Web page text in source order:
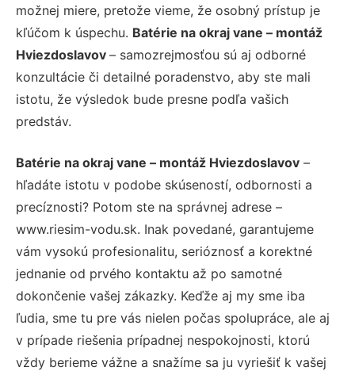
možnej miere, pretože vieme, že osobný prístup je
kľúčom k úspechu. Batérie na okraj vane – montáž
Hviezdoslavov – samozrejmosťou sú aj odborné
konzultácie či detailné poradenstvo, aby ste mali
istotu, že výsledok bude presne podľa vašich
predstáv.
Batérie na okraj vane – montáž Hviezdoslavov –
hľadáte istotu v podobe skúseností, odbornosti a
precíznosti? Potom ste na správnej adrese –
www.riesim-vodu.sk. Inak povedané, garantujeme
vám vysokú profesionalitu, serióznosť a korektné
jednanie od prvého kontaktu až po samotné
dokončenie vašej zákazky. Keďže aj my sme iba
ľudia, sme tu pre vás nielen počas spolupráce, ale aj
v prípade riešenia prípadnej nespokojnosti, ktorú
vždy berieme vážne a snažíme sa ju vyriešiť k vašej